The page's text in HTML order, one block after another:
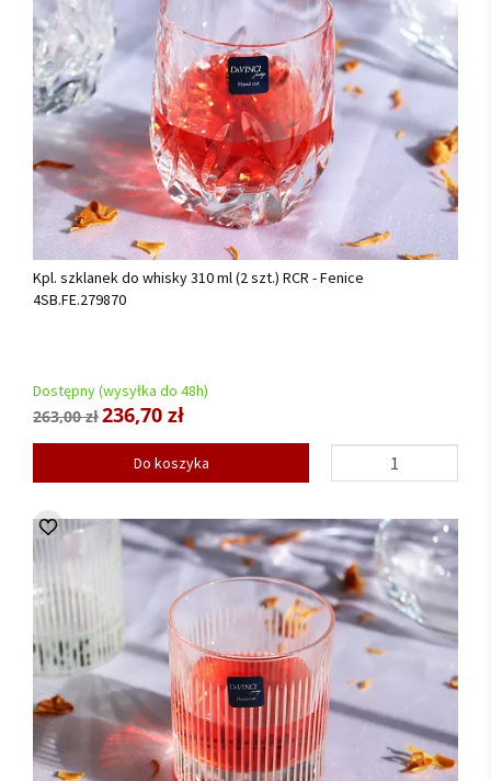
Kpl. szklanek do whisky 310 ml (2 szt.) RCR - Fenice
4SB.FE.279870
Dostępny (wysyłka do 48h)
263,00 zł236,70 zł
Do koszyka